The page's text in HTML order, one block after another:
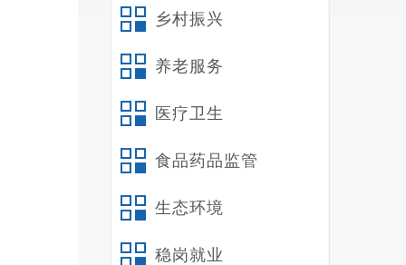
乡村振兴
养老服务
医疗卫生
食品药品监管
生态环境
稳岗就业